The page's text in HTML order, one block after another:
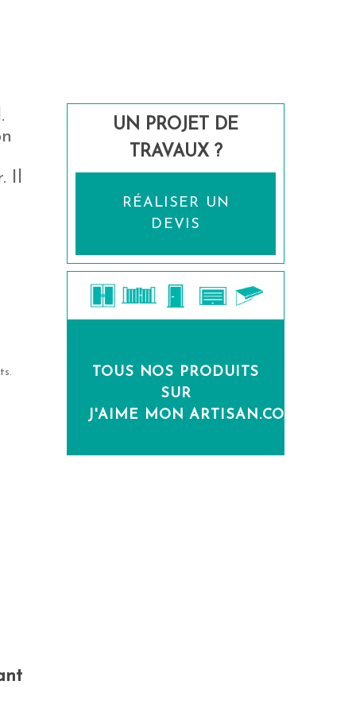
Il
UN PROJET DE
TRAVAUX ?
RÉALISER UN
DEVIS
TOUS NOS PRODUITS
SUR
J'AIME MON ARTISAN.COM